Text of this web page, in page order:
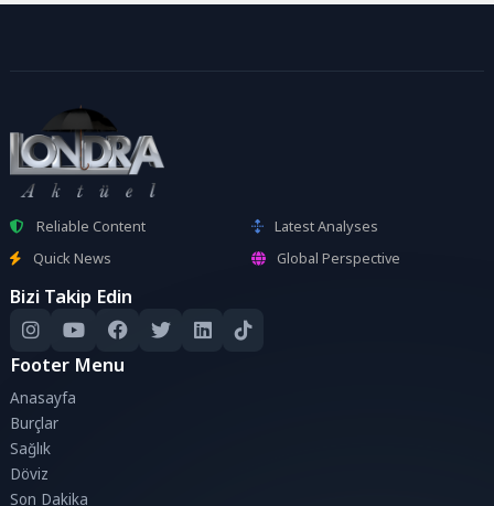
Reliable Content
Latest Analyses
Quick News
Global Perspective
Bizi Takip Edin
Footer Menu
Anasayfa
Burçlar
Sağlık
Döviz
Son Dakika